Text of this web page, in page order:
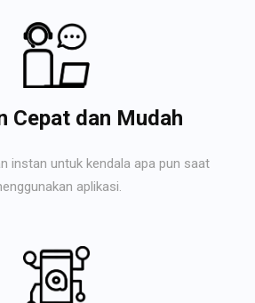
Cepat dan Mudah
instan untuk kendala apa pun saat
aplikasi.